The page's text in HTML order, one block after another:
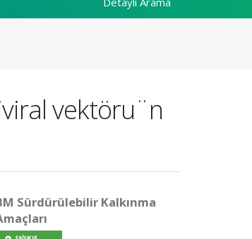
vektöru¨n
Sürdürülebilir Kalkınma